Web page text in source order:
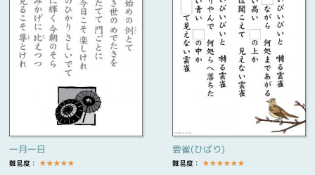
一月一日
難易度： ★★★★★
雲雀(ひばり)
難易度： ★★★★★★